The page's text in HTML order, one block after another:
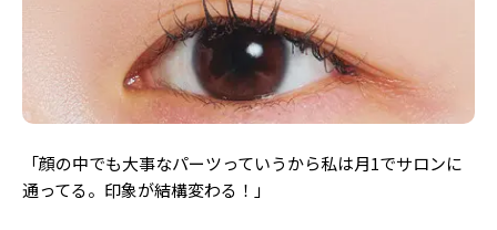
「顔の中でも大事なパーツっていうから私は月1でサロンに
通ってる。印象が結構変わる！」